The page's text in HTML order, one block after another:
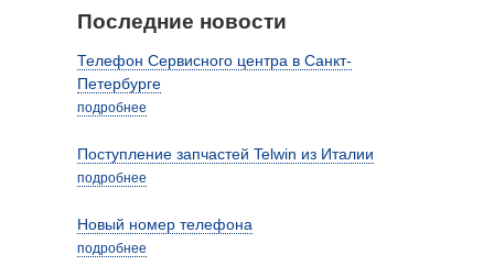
Последние новости
Телефон Сервисного центра в Санкт-
Петербурге
подробнее
Поступление запчастей Telwin из Италии
подробнее
Новый номер телефона
подробнее